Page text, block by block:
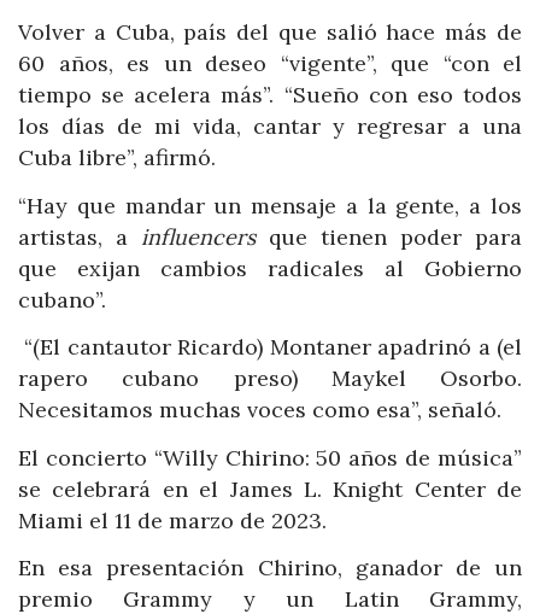
Volver a Cuba, país del que salió hace más de
60 años, es un deseo “vigente”, que “con el
tiempo se acelera más”. “Sueño con eso todos
los días de mi vida, cantar y regresar a una
Cuba libre”, afirmó.
“Hay que mandar un mensaje a la gente, a los
artistas, a influencersque tienen poder para
que exijan cambios radicales al Gobierno
cubano”.
“(El cantautor Ricardo) Montaner apadrinó a (el
rapero cubano preso) Maykel Osorbo.
Necesitamos muchas voces como esa”, señaló.
El concierto “Willy Chirino: 50 años de música”
se celebrará en el James L. Knight Center de
Miami el 11 de marzo de 2023.
En esa presentación Chirino, ganador de un
premio Grammy y un Latin Grammy,